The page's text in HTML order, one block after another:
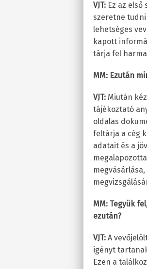
VJT: Ez az
szeretne
lehetséges
kapott
tárja fel
MM: Ezután
VJT: Miután
tájékoztató
oldalas
feltárja a cég
adatait és a
MM: Tegyük
ezután?
VJT: A
igényt
Ezen a